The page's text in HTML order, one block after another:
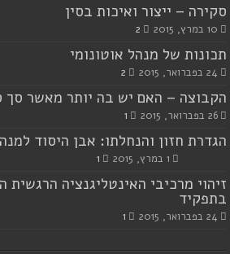
סקירה – ייצור ואיכות בסין
10 במרץ, 2015 2
תכונות של מנהל אוטונומי
24 בפברואר, 2015 2
הקבוצה – האם יש בה יותר מאשר סך
26 בפברואר, 2015 1
הגדרת חזון והנחלתו: אבן היסוד
1 במרץ, 2015 1
זיהוי מרכיבי האינטליגנציה הרגשית
בתפקיד
24 בפברואר, 2015 1